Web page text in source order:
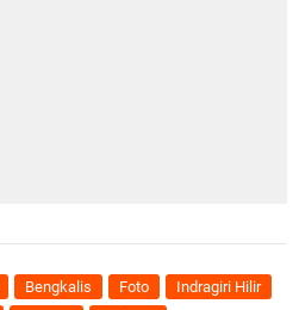
Bengkalis Foto
Indragiri Hilir